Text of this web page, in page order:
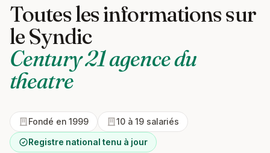
Toutes les informations sur
le Syndic
Century 21 agence du
theatre
Fondé en 1999
10 à 19 salariés
Registre national tenu à jour